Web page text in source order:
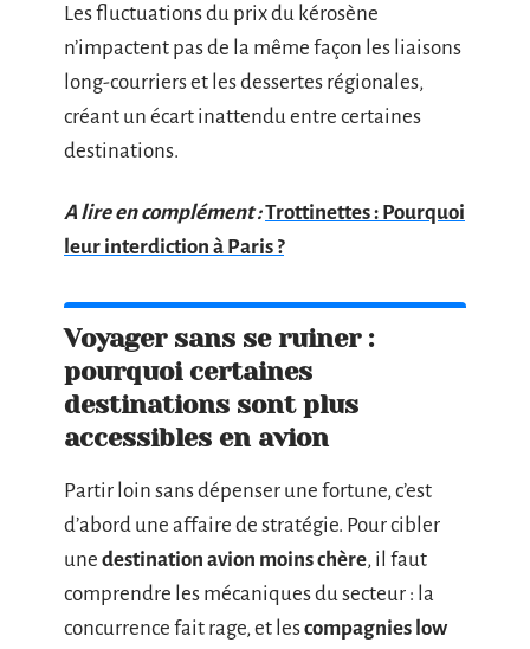
Les fluctuations du prix du kérosène
n’impactent pas de la même façon les liaisons
long-courriers et les dessertes régionales,
créant un écart inattendu entre certaines
destinations.
A lire en complément :Trottinettes : Pourquoi
leur interdiction à Paris ?
Voyager sans se ruiner :
pourquoi certaines
destinations sont plus
accessibles en avion
Partir loin sans dépenser une fortune, c’est
d’abord une affaire de stratégie. Pour cibler
une destination avion moins chère, il faut
comprendre les mécaniques du secteur : la
concurrence fait rage, et lescompagnies low